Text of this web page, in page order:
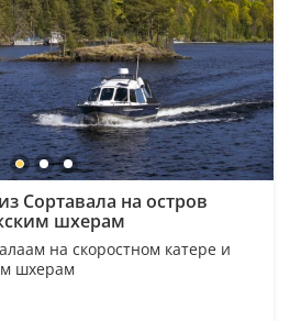
Сортавала на остров
шхерам
на скоростном катере и
шхерам